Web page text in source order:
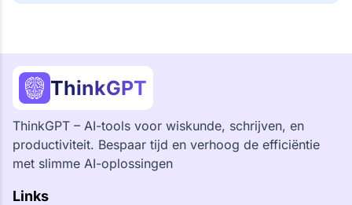
ThinkGPT
ThinkGPT – AI-tools voor wiskunde, schrijven, en
productiviteit. Bespaar tijd en verhoog de efficiëntie
met slimme AI-oplossingen
Links